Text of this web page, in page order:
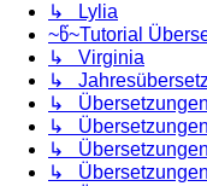
↳ Lylia
~წ~Tutorial
↳ Virginia
↳
↳
↳
↳
↳